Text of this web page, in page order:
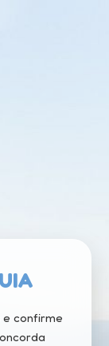
58
SEG
e confirme